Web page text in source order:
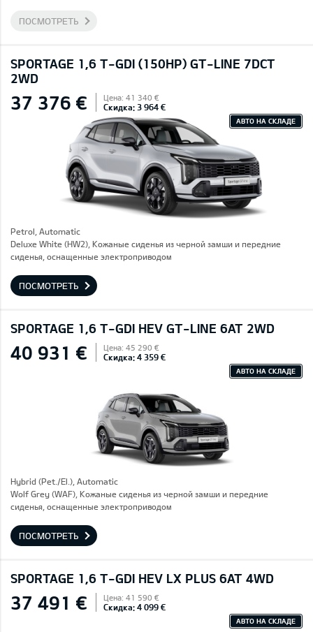
ПОСМОТРЕТЬ
SPORTAGE 1,6 T-GDI (150HP) GT-LINE 7DCT
2WD
37 376 € Цена: 41 340 €
Скидка: 3 964 €
АВТО НА СКЛАДЕ
Petrol, Automatic
Deluxe White (HW2), Кожаные сиденья из черной замши и передние
сиденья, оснащенные электроприводом
ПОСМОТРЕТЬ
SPORTAGE 1,6 T-GDI HEV GT-LINE 6AT 2WD
40 931 € Цена: 45 290 €
Скидка: 4 359 €
АВТО НА СКЛАДЕ
Hybrid (Pet./El.), Automatic
Wolf Grey (WAF), Кожаные сиденья из черной замши и передние
сиденья, оснащенные электроприводом
ПОСМОТРЕТЬ
SPORTAGE 1,6 T-GDI HEV LX PLUS 6AT 4WD
37 491 € Цена: 41 590 €
Скидка: 4 099 €
АВТО НА СКЛАДЕ